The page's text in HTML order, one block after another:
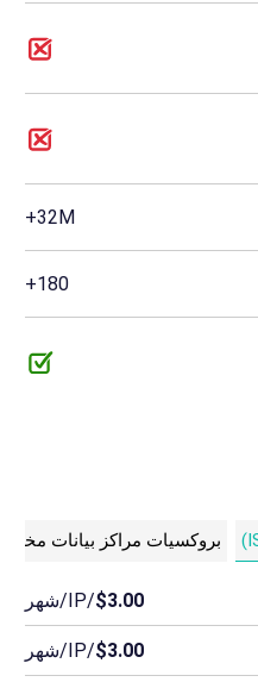
32M+
180+
بروكسيات مراكز بيانات
$3.00/IP/شهر
$3.00/IP/شهر